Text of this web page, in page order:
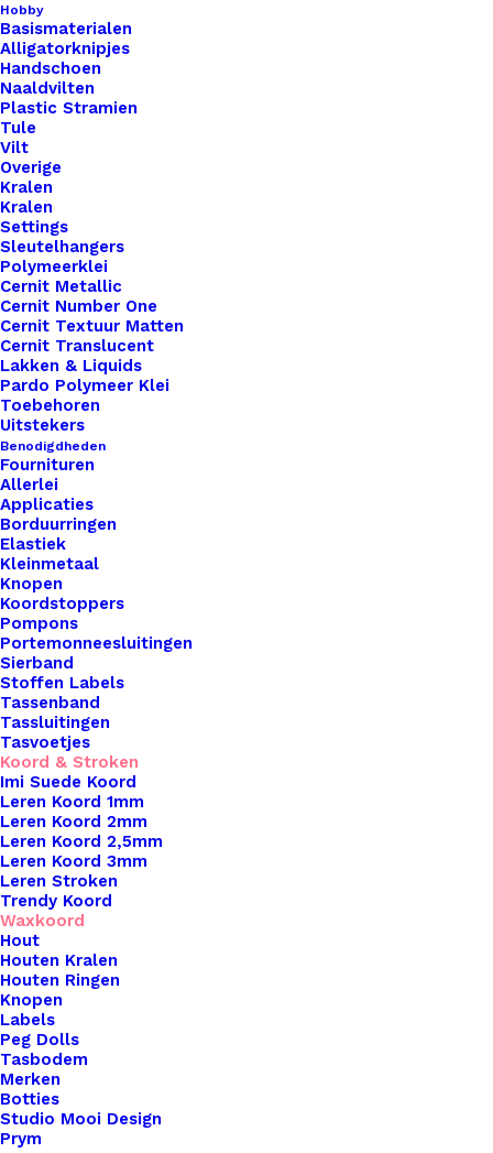
Hobby
Basismaterialen
Alligatorknipjes
Handschoen
Naaldvilten
Plastic Stramien
Tule
Vilt
Overige
Kralen
Kralen
Settings
Sleutelhangers
Polymeerklei
Cernit Metallic
Cernit Number One
Cernit Textuur Matten
Cernit Translucent
Lakken & Liquids
Pardo Polymeer Klei
Toebehoren
Uitstekers
Benodigdheden
Fournituren
Allerlei
Applicaties
Borduurringen
Elastiek
Kleinmetaal
Knopen
Koordstoppers
Pompons
Portemonneesluitingen
Sierband
Stoffen Labels
Tassenband
Tassluitingen
Tasvoetjes
Koord & Stroken
Imi Suede Koord
Leren Koord 1mm
Leren Koord 2mm
Leren Koord 2,5mm
Leren Koord 3mm
Leren Stroken
Trendy Koord
Waxkoord
Hout
Houten Kralen
Houten Ringen
Knopen
Labels
Peg Dolls
Tasbodem
Merken
Botties
Studio Mooi Design
Prym
Sleutelhanger zilver 3,5 cm
€1,25
€3,25